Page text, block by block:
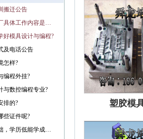
搬迁公告
数控编程师在工厂具体工作内容是什么?
好模具设计与编程?
及电话公告
怎样?
编程外挂?
与数控编程专业?
排的?
些证件呢?
学模具须什么基础，学历低能学成就业吗?
塑胶模